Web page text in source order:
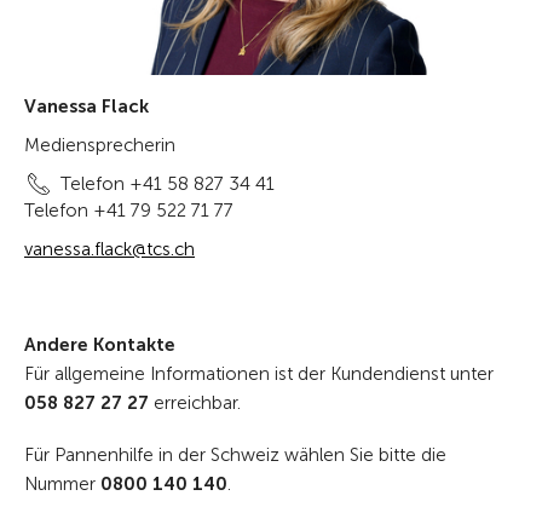
Vanessa Flack
Mediensprecherin
Telefon +41 58 827 34 41
Telefon +41 79 522 71 77
vanessa.flack@tcs.ch
Andere Kontakte
Für allgemeine Informationen ist der Kundendienst unter
058 827 27 27 erreichbar.
Für Pannenhilfe in der Schweiz wählen Sie bitte die
Nummer 0800 140 140.